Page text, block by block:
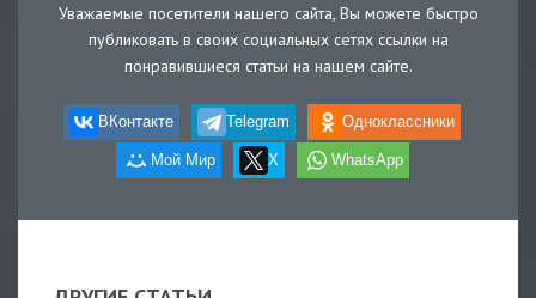
Уважаемые посетители нашего сайта, Вы можете быстро
публиковать в своих социальных сетях ссылки на
понравившиеся статьи на нашем сайте.
ВКонтакте Telegram Одноклассники
Мой Мир X WhatsApp